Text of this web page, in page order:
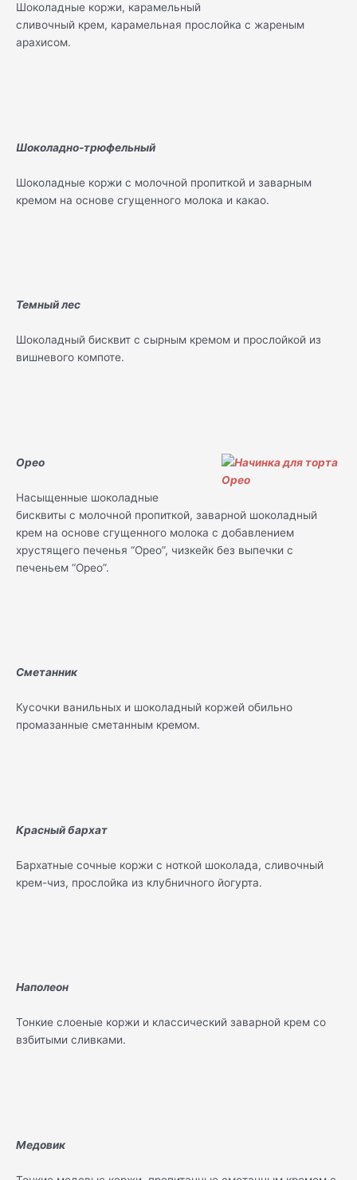
Шоколадные коржи, карамельный
сливочный крем, карамельная прослойка с жареным
арахисом.
Шоколадно-трюфельный
Шоколадные коржи с молочной пропиткой и заварным
кремом на основе сгущенного молока и какао.
Темный лес
Шоколадный бисквит с сырным кремом и прослойкой из
вишневого компоте.
Орео
Насыщенные шоколадные
бисквиты с молочной пропиткой, заварной шоколадный
крем на основе сгущенного молока с добавлением
хрустящего печенья “Орео”, чизкейк без выпечки с
печеньем “Орео”.
Сметанник
Кусочки ванильных и шоколадный коржей обильно
промазанные сметанным кремом.
Красный бархат
Бархатные сочные коржи с ноткой шоколада, сливочный
крем-чиз, прослойка из клубничного йогурта.
Наполеон
Тонкие слоеные коржи и классический заварной крем со
взбитыми сливками.
Медовик